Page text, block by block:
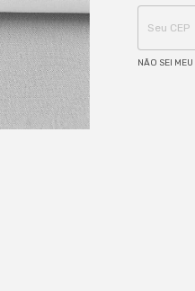
Entregas
NÃO SEI MEU